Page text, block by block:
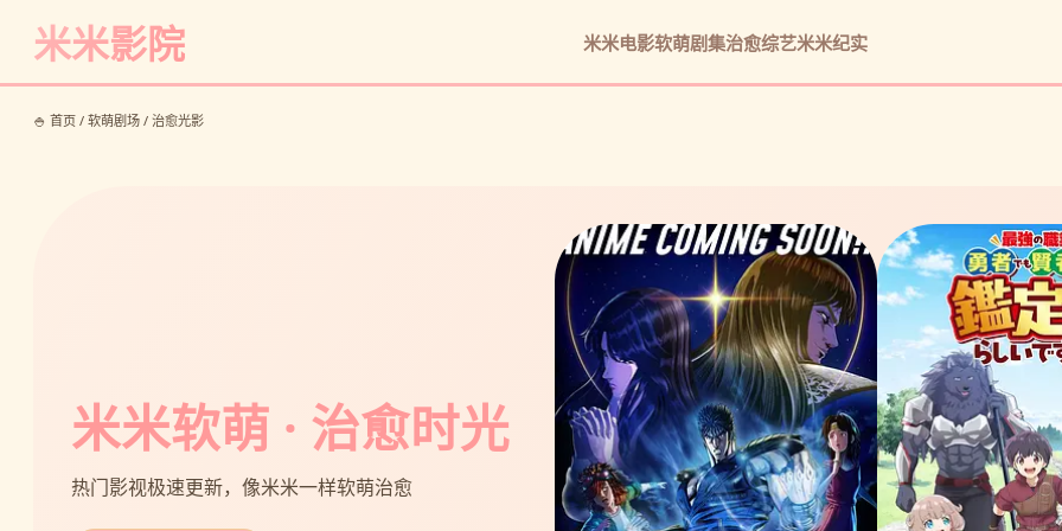
米米影院 米米电影软萌剧集治愈综艺米米纪实
🍚 首页 / 软萌剧场 / 治愈光影
米米软萌 · 治愈时光
热门影视极速更新，像米米一样软萌治愈